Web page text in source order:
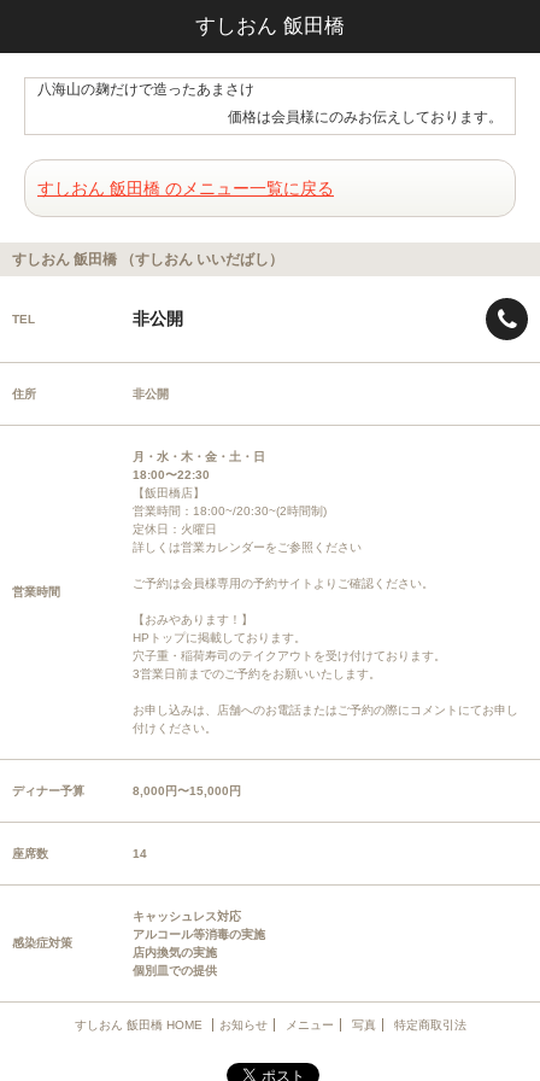
すしおん 飯田橋
八海山の麹だけで造ったあまさけ
価格は会員様にのみお伝えしております。
すしおん 飯田橋 のメニュー一覧に戻る
すしおん 飯田橋 （すしおん いいだばし）
TEL 非公開
住所 非公開
営業時間
月・水・木・金・土・日
18:00〜22:30
【飯田橋店】
営業時間：18:00~/20:30~(2時間制)
定休日：火曜日
詳しくは営業カレンダーをご参照ください
ご予約は会員様専用の予約サイトよりご確認ください。
【おみやあります！】
HPトップに掲載しております。
穴子重・稲荷寿司のテイクアウトを受け付けております。
3営業日前までのご予約をお願いいたします。
お申し込みは、店舗へのお電話またはご予約の際にコメントにてお申し
付けください。
ディナー予算 8,000円〜15,000円
座席数 14
感染症対策
キャッシュレス対応
アルコール等消毒の実施
店内換気の実施
個別皿での提供
すしおん 飯田橋 HOME お知らせ メニュー 写真 特定商取引法